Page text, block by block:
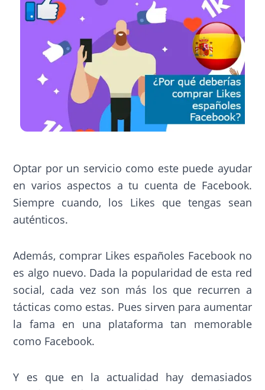
Optar por un servicio como este puede ayudar
en varios aspectos a tu cuenta de Facebook.
Siempre cuando, los Likes que tengas sean
auténticos.
Además, comprar Likes españoles Facebook no
es algo nuevo. Dada la popularidad de esta red
social, cada vez son más los que recurren a
tácticas como estas. Pues sirven para aumentar
la fama en una plataforma tan memorable
como Facebook.
Y es que en la actualidad hay demasiados